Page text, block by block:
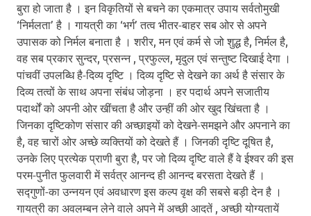
बुरा हो जाता है । इन विकृतियों से बचने का एकमात्र उपाय सर्वतोमुखी
‘निर्मलता’ है । गायत्री का ‘भर्ग’ तत्व भीतर-बाहर सब ओर से अपने
उपासक को निर्मल बनाता है । शरीर, मन एवं कर्म से जो शुद्ध है, निर्मल है,
वह सब प्रकार सुन्दर, प्रसन्न , प्रफुल्ल, मृदुल एवं सन्तुष्ट दिखाई देगा ।
पांचवीं उपलब्धि है-दिव्य दृष्टि । दिव्य दृष्टि से देखने का अर्थ है संसार के
दिव्य तत्वों के साथ अपना संबंध जोड़ना । हर पदार्थ अपने सजातीय
पदार्थों को अपनी ओर खींचता है और उन्हीं की ओर खुद खिंचता है ।
जिनका दृष्टिकोण संसार की अच्छाइयों को देखने-समझने और अपनाने का
है, वह चारों ओर अच्छे व्यक्तियों को देखते हैं । जिनकी दृष्टि दूषित है,
उनके लिए प्रत्येक प्राणी बुरा है, पर जो दिव्य दृष्टि वाले हैं वे ईश्वर की इस
परम-पुनीत फुलवारी में सर्वत्र आनन्द ही आनन्द बरसता देखते हैं ।
सद्गुणों-का उन्नयन एवं अवधारण इस कल्प वृक्ष की सबसे बड़ी देन है ।
गायत्री का अवलम्बन लेने वाले अपने में अच्छी आदतें , अच्छी योग्यतायें